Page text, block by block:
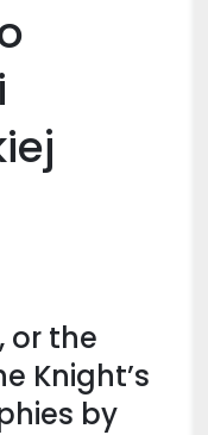
or the
Knight’s
by